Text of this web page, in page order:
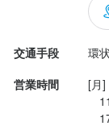
交通手段
環
営業時間
[月]
岐阜県岐阜市福
法人名・事業者名